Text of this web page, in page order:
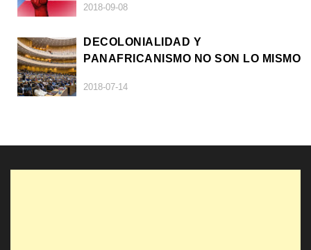
2018-09-08
DECOLONIALIDAD Y
PANAFRICANISMO NO SON LO MISMO
2018-07-14